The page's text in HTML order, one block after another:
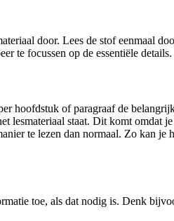
door. Lees de stof eenmaal
te focussen op de essentiële details.
hoofdstuk of paragraaf de
lesmateriaal staat. Dit komt omdat
te lezen dan normaal. Zo kan
toe, als dat nodig is. Denk